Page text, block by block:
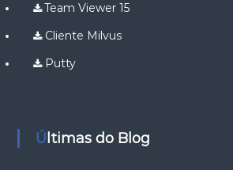
Team Viewer 15
Cliente Milvus
Putty
Últimas do Blog